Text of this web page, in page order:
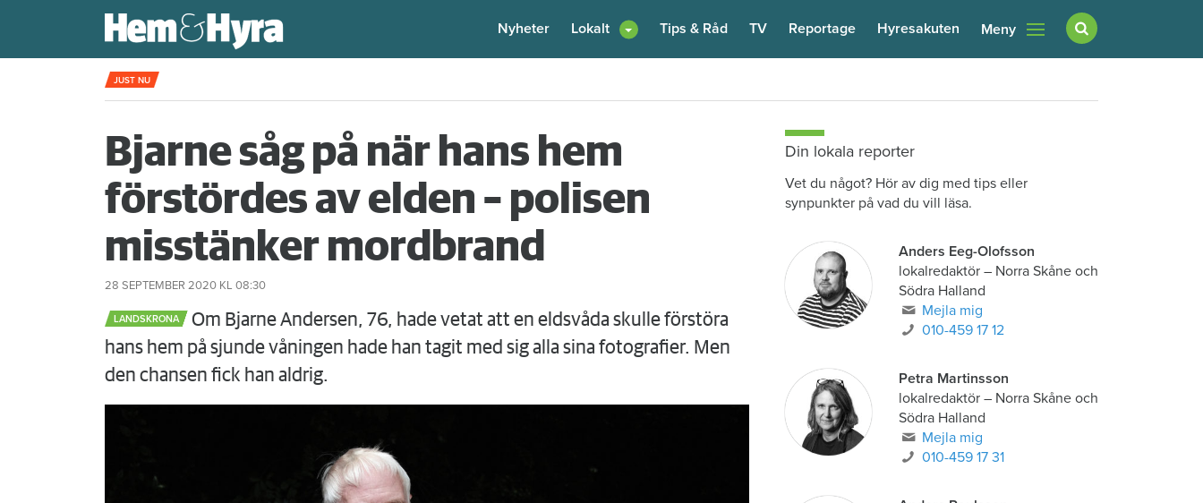
Nyheter Lokalt Tips & Råd TV Reportage Hyresakuten Meny
JUST NU
Bjarne såg på när hans hem
förstördes av elden – polisen
misstänker mordbrand
28 SEPTEMBER 2020 KL 08:30
LANDSKRONA
Om Bjarne Andersen, 76, hade vetat att en eldsvåda skulle förstöra
hans hem på sjunde våningen hade han tagit med sig alla sina fotografier. Men
den chansen fick han aldrig.
Din lokala reporter
Vet du något? Hör av dig med tips eller
synpunkter på vad du vill läsa.
Anders Eeg-Olofsson
lokalredaktör– Norra Skåne och
Södra Halland
Mejla mig
010-459 17 12
Petra Martinsson
lokalredaktör– Norra Skåne och
Södra Halland
Mejla mig
010-459 17 31